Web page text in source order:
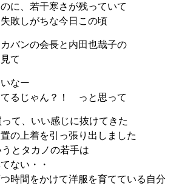
に、若干寒さが残っていて
敗しがちな今日この頃
バンの会長と内田也哉子の
て
なー
てるじゃん？！ っと思って
て、いい感じに抜けてきた
の上着を引っ張り出しました
とタカノの若手は
ない・・
時間をかけて洋服を育てている自分